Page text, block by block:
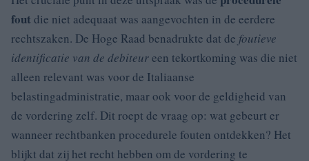
fout die niet adequaat was aangevochten in de eerdere
rechtszaken. De Hoge Raad benadrukte dat de foutieve
identificatie van de debiteureen tekortkoming was die niet
alleen relevant was voor de Italiaanse
belastingadministratie, maar ook voor de geldigheid van
de vordering zelf. Dit roept de vraag op: wat gebeurt er
wanneer rechtbanken procedurele fouten ontdekken? Het
blijkt dat zij het recht hebben om de vordering te